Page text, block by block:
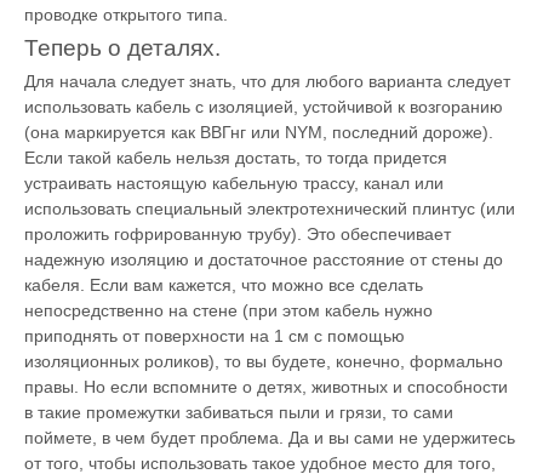
проводке открытого типа.
Теперь о деталях.
Для начала следует знать, что для любого варианта следует
использовать кабель с изоляцией, устойчивой к возгоранию
(она маркируется как ВВГнг или NYM, последний дороже).
Если такой кабель нельзя достать, то тогда придется
устраивать настоящую кабельную трассу, канал или
использовать специальный электротехнический плинтус (или
проложить гофрированную трубу). Это обеспечивает
надежную изоляцию и достаточное расстояние от стены до
кабеля. Если вам кажется, что можно все сделать
непосредственно на стене (при этом кабель нужно
приподнять от поверхности на 1 см с помощью
изоляционных роликов), то вы будете, конечно, формально
правы. Но если вспомните о детях, животных и способности
в такие промежутки забиваться пыли и грязи, то сами
поймете, в чем будет проблема. Да и вы сами не удержитесь
от того, чтобы использовать такое удобное место для того,